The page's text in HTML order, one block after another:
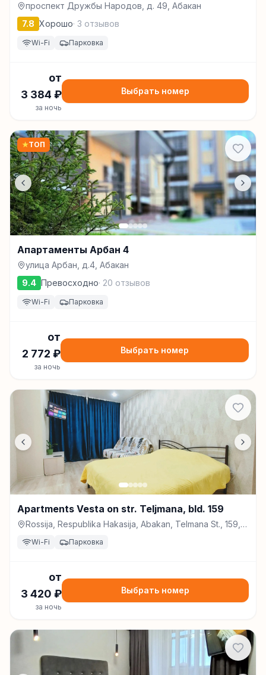
проспект Дружбы Народов, д. 49, Абакан
7.8 Хорошо· 3 отзывов
Wi-Fi Парковка
от
3 384 ₽
за ночь
Выбрать номер
★ТОП
Апартаменты Арбан 4
улица Арбан, д.4, Абакан
9.4 Превосходно· 20 отзывов
Wi-Fi Парковка
от
2 772 ₽
за ночь
Выбрать номер
Apartments Vesta on str. Teljmana, bld. 159
Rossija, Respublika Hakasija, Abakan, Telmana St., 159,
Wi-Fi Парковка
от
3 420 ₽
за ночь
Выбрать номер